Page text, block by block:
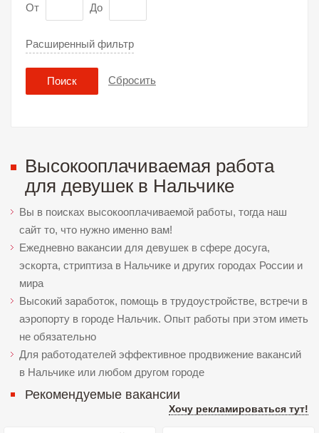
От До
Расширенный фильтр
Поиск Сбросить
Высокооплачиваемая работа
для девушек в Нальчике
Вы в поисках высокооплачиваемой работы, тогда наш
сайт то, что нужно именно вам!
Ежедневно вакансии для девушек в сфере досуга,
эскорта, стриптиза в Нальчике и других городах России и
мира
Высокий заработок, помощь в трудоустройстве, встречи в
аэропорту в городе Нальчик. Опыт работы при этом иметь
не обязательно
Для работодателей эффективное продвижение вакансий
в Нальчике или любом другом городе
Рекомендуемые вакансии
Хочу рекламироваться тут!